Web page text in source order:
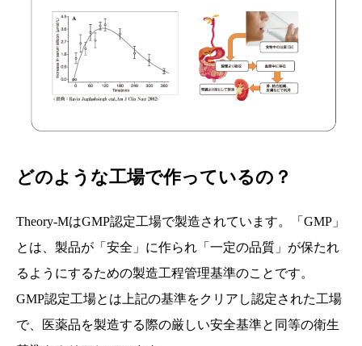
どのような工場で作っているの？
Theory-MはGMP認定工場で製造されています。「GMP」
とは、製品が「安全」に作られ「一定の品質」が保たれ
るようにするための製造工程管理基準のことです。
GMP認定工場とは上記の基準をクリアし認定された工場
で、医薬品を製造する際の厳しい安全基準と同等の衛生